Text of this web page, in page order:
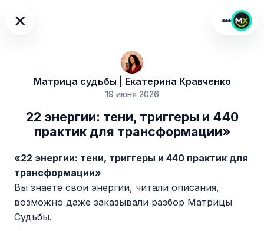
×
Матрица судьбы | Екатерина Кравченко
19 июня 2026
22 энергии: тени, триггеры и 440
практик для трансформации»
«22 энергии: тени, триггеры и 440 практик для
трансформации»
Вы знаете свои энергии, читали описания,
возможно даже заказывали разбор Матрицы
Судьбы.